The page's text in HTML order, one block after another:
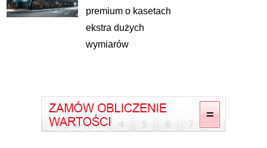
premium o kasetach
ekstra dużych
wymiarów